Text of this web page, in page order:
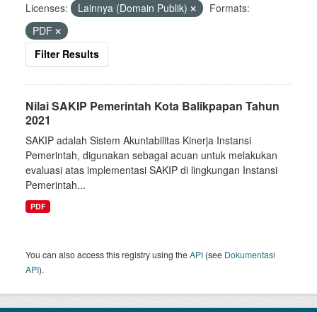
Licenses:
Lainnya (Domain Publik)
Formats:
PDF
Filter Results
Nilai SAKIP Pemerintah Kota Balikpapan Tahun
2021
SAKIP adalah Sistem Akuntabilitas Kinerja Instansi
Pemerintah, digunakan sebagai acuan untuk melakukan
evaluasi atas implementasi SAKIP di lingkungan Instansi
Pemerintah...
PDF
You can also access this registry using theAPI (see Dokumentasi
API).